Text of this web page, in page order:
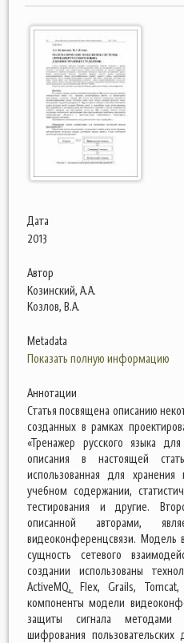
Дата
2013
Автор
Козинский, А.А.
Козлов, В.А.
Metadata
Показать полную информацию
Аннотации
Статья посвящена описанию
созданных в рамках
«Тренажер русского языка
описания в настоящей
использованная для
учебном содержании,
тестирования и другие.
описанной авторами,
видеоконференцсвязи. Модель
сущность сетевого
создании использованы
ActiveMQ, Flex, Grails,
компоненты модели
защиты сигнала методами
шифрования пользовательских